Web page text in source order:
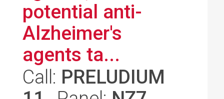
potential anti-
Alzheimer's
agents ta...
Call: PRELUDIUM